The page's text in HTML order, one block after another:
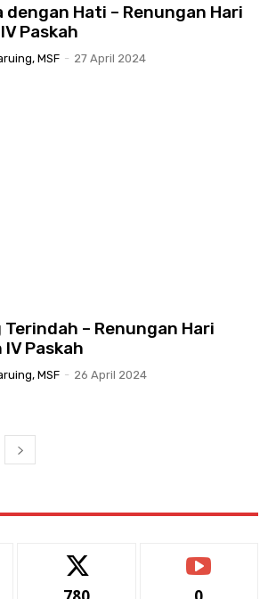
dengan Hati – Renungan Hari
Paskah
MSF - 27 April 2024
– Renungan Hari
Paskah
MSF - 26 April 2024